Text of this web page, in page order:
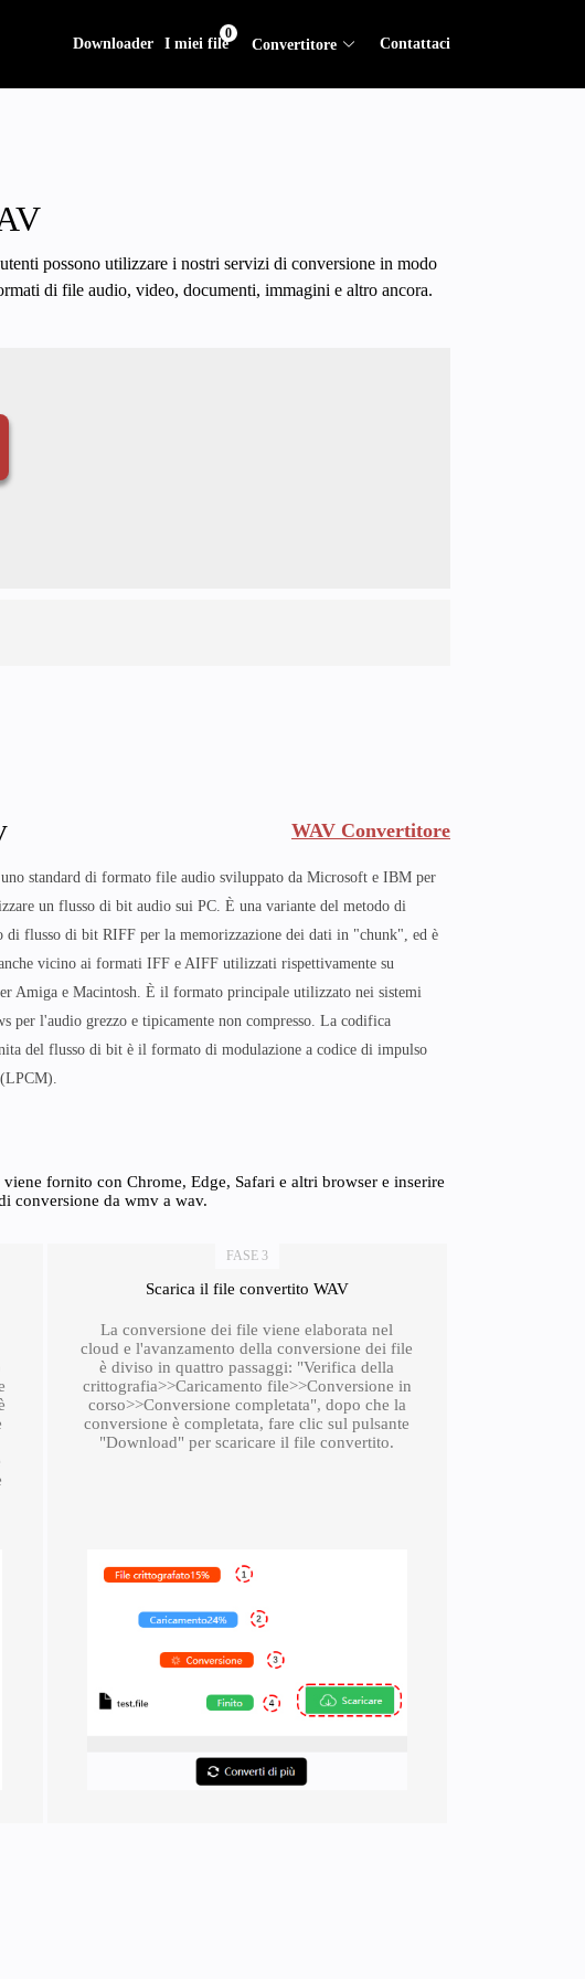
Downloader I miei file
0
Convertitore Contattaci
possono utilizzare i nostri servizi di conversione in modo
di file audio, video, documenti, immagini e altro ancora.
WAV Convertitore
standard di formato file audio sviluppato da Microsoft e IBM per
un flusso di bit audio sui PC. È una variante del metodo di
di flusso di bit RIFF per la memorizzazione dei dati in "chunk", ed è
vicino ai formati IFF e AIFF utilizzati rispettivamente su
Amiga e Macintosh. È il formato principale utilizzato nei sistemi
per l'audio grezzo e tipicamente non compresso. La codifica
del flusso di bit è il formato di modulazione a codice di impulso
fornito con Chrome, Edge, Safari e altri browser e inserire
conversione da wmv a wav.
FASE 3
Scarica il file convertito WAV
La conversione dei file viene elaborata nel
cloud e l'avanzamento della conversione dei file
è diviso in quattro passaggi: "Verifica della
crittografia>>Caricamento file>>Conversione in
corso>>Conversione completata", dopo che la
conversione è completata, fare clic sul pulsante
"Download" per scaricare il file convertito.